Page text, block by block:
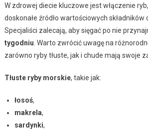
W zdrowej diecie kluczowe jest włączenie
doskonałe źródło wartościowych składników
Specjaliści zalecają, aby sięgać po nie
tygodniu . Warto zwrócić uwagę na
zarówno ryby tłuste, jak i chude mają swoje
Tłuste ryby morskie, takie jak:
łosoś,
makrela,
sardynki,